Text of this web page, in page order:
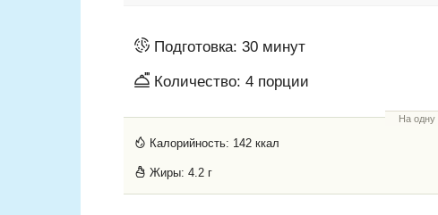
Подготовка: 30 минут
Количество: 4 порции
На
Калорийность: 142 ккал
Жиры: 4.2 г